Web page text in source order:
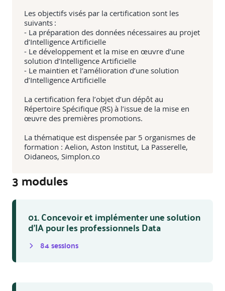
Les objectifs visés par la certification sont les
suivants :
- La préparation des données nécessaires au projet
d’Intelligence Artificielle
- Le développement et la mise en œuvre d’une
solution d’Intelligence Artificielle
- Le maintien et l’amélioration d’une solution
d’Intelligence Artificielle
La certification fera l’objet d’un dépôt au
Répertoire Spécifique (RS) à l’issue de la mise en
œuvre des premières promotions.
La thématique est dispensée par 5 organismes de
formation : Aelion, Aston Institut, La Passerelle,
Oidaneos, Simplon.co
3modules
01. Concevoir et implémenter une solution
d’IA pour les professionnels Data
84sessions